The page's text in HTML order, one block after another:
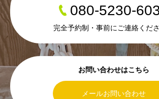
お問い合わせはこちら
メールお問い合わせ
080-5230-
完全予約制・事前にご連絡くださ